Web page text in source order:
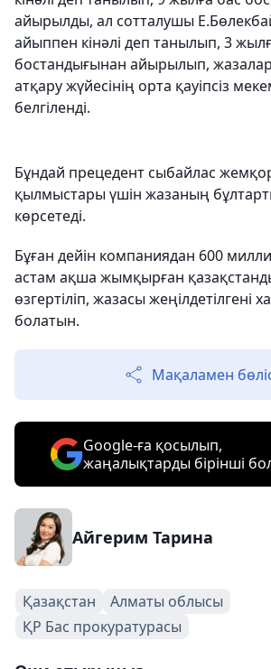
айырылды, ал сотталушы Е.Бөлекбай
айыппен кінәлі деп танылып, 3
бостандығынан айырылып,
атқару жүйесінің орта қауіпсіз
белгіленді.
Бұндай прецедент сыбайлас
қылмыстары үшін жазаның
көрсетеді.
Бұған дейін компаниядан 600
астам ақша жымқырған
өзгертіліп, жазасы жеңілдетілгені
болатын.
Мақаламен
Google-ға қосылып,
жаңалықтарды бірінші
Айгерим Тарина
Қазақстан
Алматы облысы
ҚР Бас прокуратурасы